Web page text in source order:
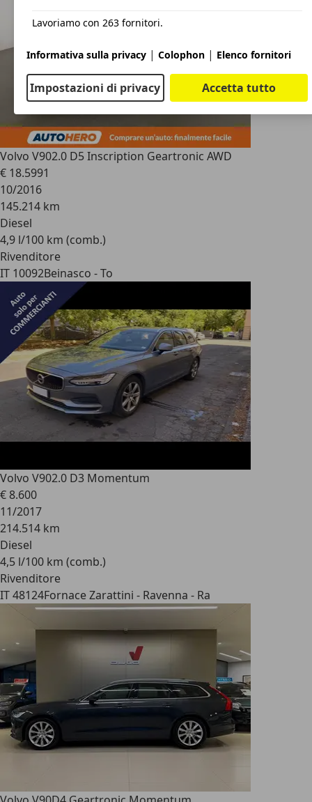
Volvo V902.0 D5 Inscription Geartronic AWD
€ 18.5991
10/2016
145.214 km
Diesel
4,9 l/100 km (comb.)
Rivenditore
IT 10092Beinasco - To
Volvo V902.0 D3 Momentum
€ 8.600
11/2017
214.514 km
Diesel
4,5 l/100 km (comb.)
Rivenditore
IT 48124Fornace Zarattini - Ravenna - Ra
Lavoriamo con 263 fornitori.
Informativa sulla privacy | Colophon | Elenco fornitori
Impostazioni di privacy Accetta tutto